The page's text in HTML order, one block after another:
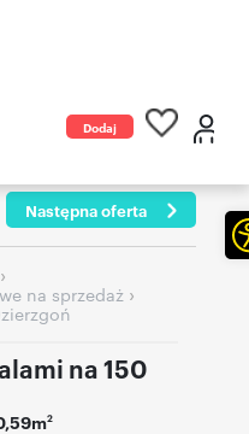
Dodaj
Następna oferta
›
na sprzedaż ›
na 150
2